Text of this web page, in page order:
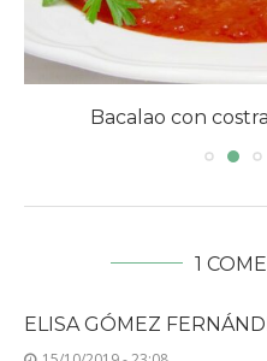
Bacalao con
1
ELISA GÓMEZ